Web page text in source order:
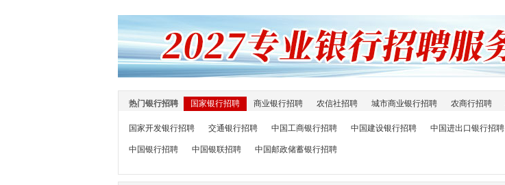
热门银行招聘 国家银行招聘 商业银行招聘 农信社招聘 城市商业银行招聘 农商行招聘
国家开发银行招聘 交通银行招聘 中国工商银行招聘 中国建设银行招聘 中国进出口银行招聘
中国银行招聘 中国银联招聘 中国邮政储蓄银行招聘